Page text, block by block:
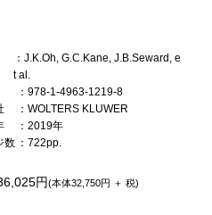
：J.K.Oh, G.C.Kane, J.B.Seward, e
t al.
：978-1-4963-1219-8
：WOLTERS KLUWER
：2019年
数 ：722pp.
円(本体32,750円 ＋ 税)